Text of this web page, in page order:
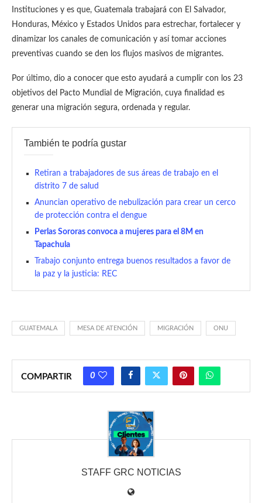
Instituciones y es que, Guatemala trabajará con El Salvador,
Honduras, México y Estados Unidos para estrechar, fortalecer y
dinamizar los canales de comunicación y así tomar acciones
preventivas cuando se den los flujos masivos de migrantes.
Por último, dio a conocer que esto ayudará a cumplir con los 23
objetivos del Pacto Mundial de Migración, cuya finalidad es
generar una migración segura, ordenada y regular.
También te podría gustar
Retiran a trabajadores de sus áreas de trabajo en el
distrito 7 de salud
Anuncian operativo de nebulización para crear un cerco
de protección contra el dengue
Perlas Sororas convoca a mujeres para el 8M en
Tapachula
Trabajo conjunto entrega buenos resultados a favor de
la paz y la justicia: REC
GUATEMALA MESA DE ATENCIÓN MIGRACIÓN ONU
COMPARTIR 0
STAFF GRC NOTICIAS